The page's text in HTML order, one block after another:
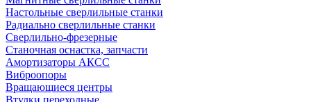
Настольные сверлильные станки
Радиально сверлильные станки
Сверлильно-фрезерные
Станочная оснастка, запчасти
Амортизаторы АКСС
Виброопоры
Вращающиеся центры
Втулки переходные